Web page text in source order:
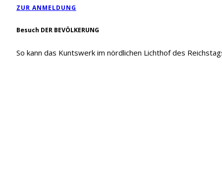
ZUR ANMELDUNG
Besuch DER BEVÖLKERUNG
So kann das Kuntswerk im nördlichen Lichthof des